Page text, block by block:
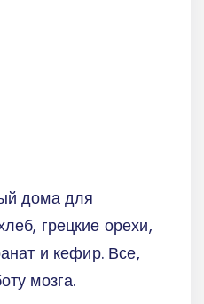
дома для
грецкие орехи,
и кефир. Все,
мозга.